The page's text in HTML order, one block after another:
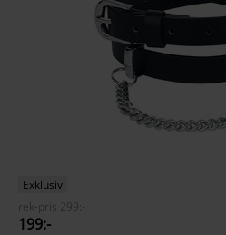
Exklusiv
rek-pris
299:-
199:-